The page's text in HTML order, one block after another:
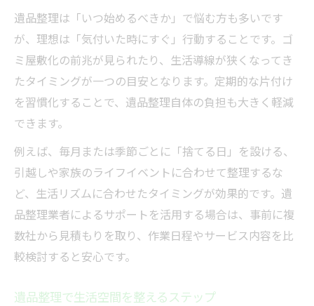
遺品整理は「いつ始めるべきか」で悩む方も多いです
が、理想は「気付いた時にすぐ」行動することです。ゴ
ミ屋敷化の前兆が見られたり、生活導線が狭くなってき
たタイミングが一つの目安となります。定期的な片付け
を習慣化することで、遺品整理自体の負担も大きく軽減
できます。
例えば、毎月または季節ごとに「捨てる日」を設ける、
引越しや家族のライフイベントに合わせて整理するな
ど、生活リズムに合わせたタイミングが効果的です。遺
品整理業者によるサポートを活用する場合は、事前に複
数社から見積もりを取り、作業日程やサービス内容を比
較検討すると安心です。
遺品整理で生活空間を整えるステップ